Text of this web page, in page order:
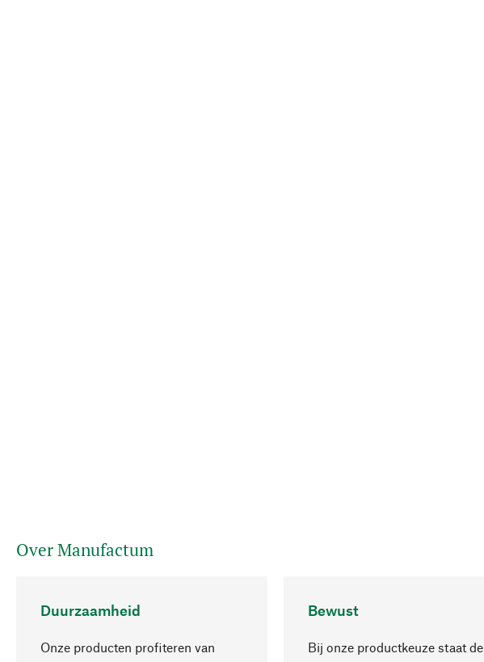
Over Manufactum
Duurzaamheid
Onze producten profiteren van
Bewust
Bij onze productkeuze staat de